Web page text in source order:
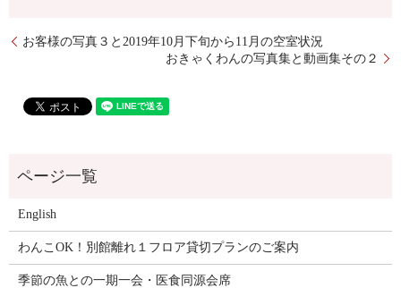
お客様の写真３と2019年10月下旬から11月の空室状況
おきゃくわんの写真集と動画集その２
English
わんこOK！別館離れ１フロア貸切プランのご案内
季節の魚との一期一会・医食同源会席